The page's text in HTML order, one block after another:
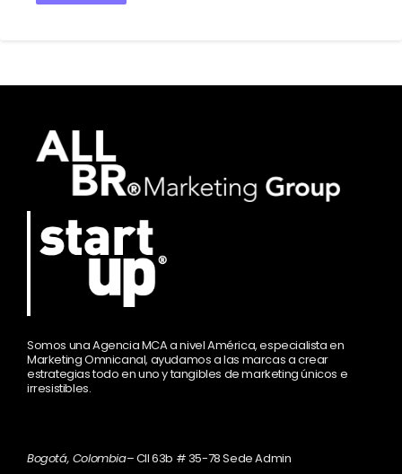
Somos una Agencia MCA a nivel América, especialista en
Marketing Omnicanal, ayudamos a las marcas a crear
estrategias todo en uno y tangibles de marketing únicos e
irresistibles.
Bogotá, Colombia– Cll 63b # 35-78 Sede Admin